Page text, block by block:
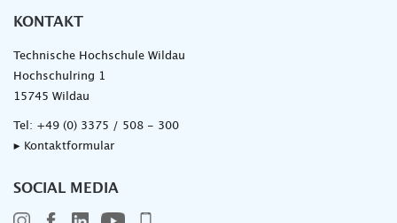
KONTAKT
Technische Hochschule Wildau
Hochschulring 1
15745 Wildau
Tel: +49 (0) 3375 / 508 - 300
▸ Kontaktformular
SOCIAL MEDIA